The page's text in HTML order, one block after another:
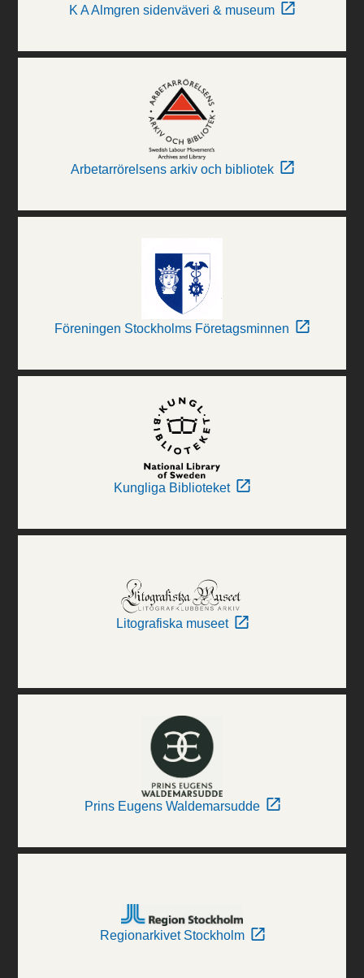
K A Almgren sidenväveri & museum
Arbetarrörelsens arkiv och bibliotek
Föreningen Stockholms Företagsminnen
Kungliga Biblioteket
Litografiska museet
Prins Eugens Waldemarsudde
Regionarkivet Stockholm